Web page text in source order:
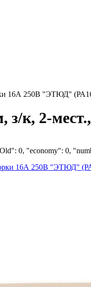
16А 250B "ЭТЮД"
з/к, 2-
0, "economy": 0,